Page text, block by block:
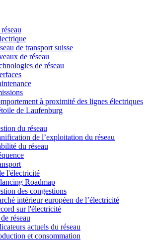
de transport suisse
de réseau
de réseau
à proximité des lignes électriques
de Laufenburg
du réseau
de l’exploitation du réseau
du réseau
l'électricité
Roadmap
des congestions
intérieur européen de l’électricité
sur l'électricité
réseau
actuels du réseau
et consommation